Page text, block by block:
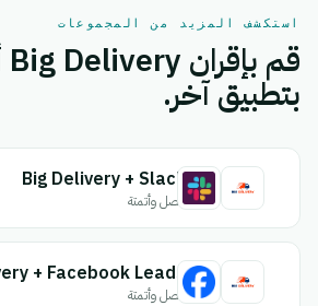
استكشف المزيد من المجموعات
بتطبيق آخر.
Big Delivery + Slack
اتصل وأتمتة
+ Facebook Leads
اتصل وأتمتة